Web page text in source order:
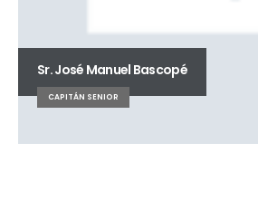
Sr. José Manuel Bascopé
CAPITÁN SENIOR